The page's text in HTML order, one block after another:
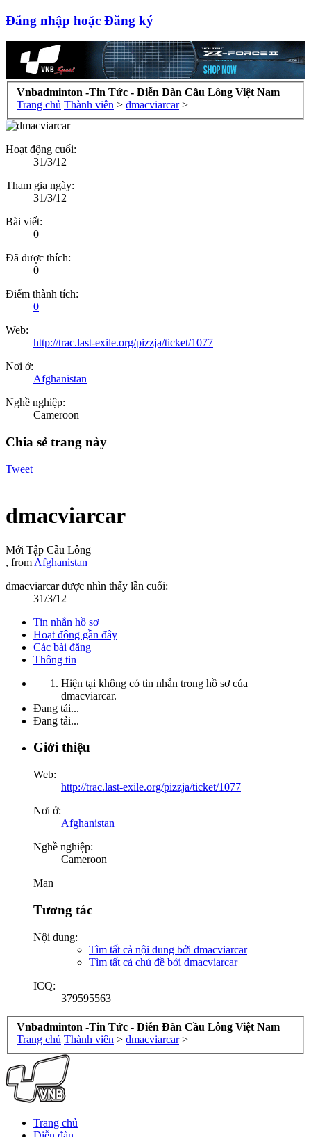
Đăng nhập hoặc Đăng ký
Vnbadminton -Tin Tức - Diễn Đàn Cầu Lông Việt Nam
Trang chủ Thành viên > dmacviarcar >
Hoạt động cuối:
31/3/12
Tham gia ngày:
31/3/12
Bài viết:
0
Đã được thích:
0
Điểm thành tích:
0
Web:
http://trac.last-exile.org/pizzja/ticket/1077
Nơi ở:
Afghanistan
Nghề nghiệp:
Cameroon
Chia sẻ trang này
Tweet
dmacviarcar
Mới Tập Cầu Lông
, from Afghanistan
dmacviarcar được nhìn thấy lần cuối:
31/3/12
Tin nhắn hồ sơ
Hoạt động gần đây
Các bài đăng
Thông tin
Hiện tại không có tin nhắn trong hồ sơ của
dmacviarcar.
Đang tải...
Đang tải...
Giới thiệu
Web:
http://trac.last-exile.org/pizzja/ticket/1077
Nơi ở:
Afghanistan
Nghề nghiệp:
Cameroon
Man
Tương tác
Nội dung:
Tìm tất cả nội dung bởi dmacviarcar
Tìm tất cả chủ đề bởi dmacviarcar
ICQ:
379595563
Vnbadminton -Tin Tức - Diễn Đàn Cầu Lông Việt Nam
Trang chủ Thành viên > dmacviarcar >
Trang chủ